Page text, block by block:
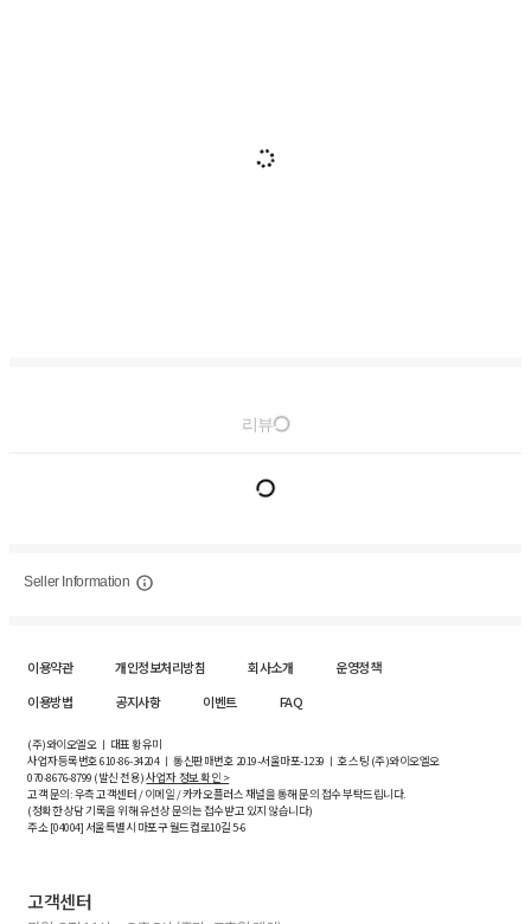
리뷰
Seller Information
이용약관 개인정보처리방침 회사소개
운영정책
이용방법
공지사항 이벤트 FAQ
(주)와이오엘오 ㅣ 대표 황유미
사업자등록번호610-86-34204ㅣ 통신판매번호 2019-서울마포-1239 ㅣ 호스팅 (주)와이오엘오
070-8676-8799 (발신 전용)사업자 정보 확인 >
고객 문의: 우측 고객센터 / 이메일 / 카카오플러스 채널을 통해 문의 접수 부탁드립니다.
(정확한 상담 기록을 위해 유선상 문의는 접수받고 있지 않습니다)
주소 [04004] 서울특별시 마포구 월드컵로10길5-6
고객센터